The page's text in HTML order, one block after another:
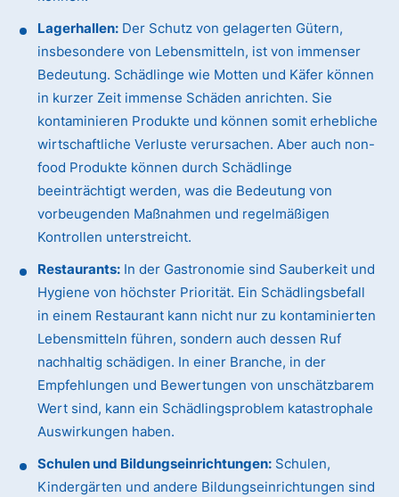
Lagerhallen: Der Schutz von gelagerten Gütern,
insbesondere von Lebensmitteln, ist von immenser
Bedeutung. Schädlinge wie Motten und Käfer können
in kurzer Zeit immense Schäden anrichten. Sie
kontaminieren Produkte und können somit erhebliche
wirtschaftliche Verluste verursachen. Aber auch non-
food Produkte können durch Schädlinge
beeinträchtigt werden, was die Bedeutung von
vorbeugenden Maßnahmen und regelmäßigen
Kontrollen unterstreicht.
Restaurants: In der Gastronomie sind Sauberkeit und
Hygiene von höchster Priorität. Ein Schädlingsbefall
in einem Restaurant kann nicht nur zu kontaminierten
Lebensmitteln führen, sondern auch dessen Ruf
nachhaltig schädigen. In einer Branche, in der
Empfehlungen und Bewertungen von unschätzbarem
Wert sind, kann ein Schädlingsproblem katastrophale
Auswirkungen haben.
Schulen und Bildungseinrichtungen: Schulen,
Kindergärten und andere Bildungseinrichtungen sind